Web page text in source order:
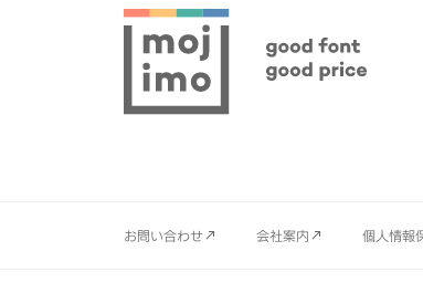
お問い合わせ 会社案内 個人情報